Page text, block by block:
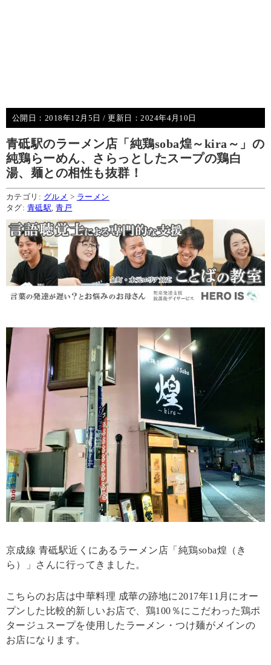
公開日： 2018年12月5日 / 更新日：2024年4月10日
青砥駅のラーメン店「純鶏soba煌～kira～」の
純鶏らーめん、さらっとしたスープの鶏白
湯、麺との相性も抜群！
カテゴリ: グルメ > ラーメン
タグ: 青砥駅 ,青戸
京成線 青砥駅近くにあるラーメン店「純鶏soba煌（き
ら）」さんに行ってきました。
こちらのお店は中華料理 成華の跡地に2017年11月にオー
プンした比較的新しいお店で、鶏100％にこだわった鶏ポ
タージュスープを使用したラーメン・つけ麺がメインの
お店になります。